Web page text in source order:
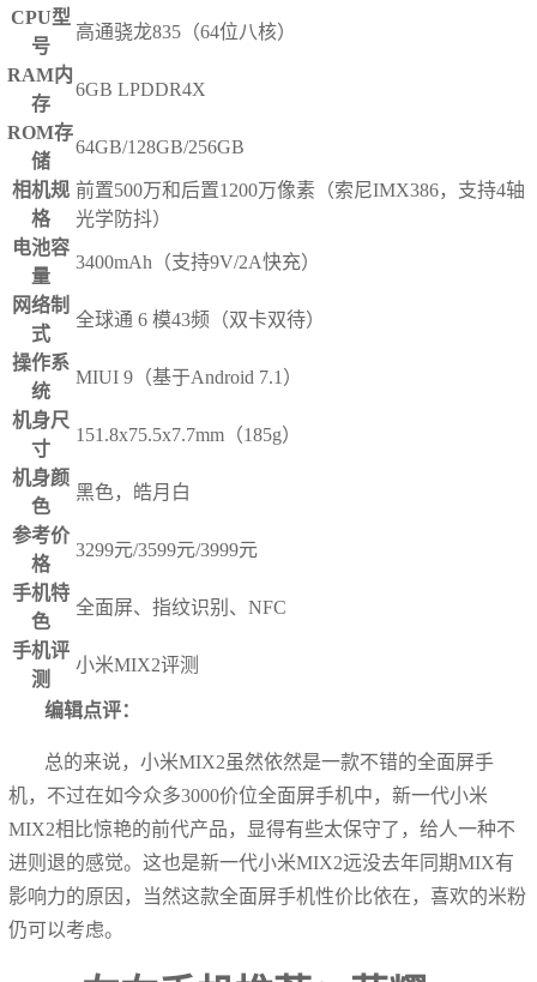
CPU型
号
高通骁龙835（64位八核）
RAM内
存
6GB LPDDR4X
ROM存
储
64GB/128GB/256GB
相机规
格
前置500万和后置1200万像素（索尼IMX386，支持4轴
光学防抖）
电池容
量
3400mAh（支持9V/2A快充）
网络制
式
全球通 6 模43频（双卡双待）
操作系
统
MIUI 9（基于Android 7.1）
机身尺
寸
151.8x75.5x7.7mm（185g）
机身颜
色
黑色，皓月白
参考价
格
3299元/3599元/3999元
手机特
色
全面屏、指纹识别、NFC
手机评
测
小米MIX2评测
编辑点评：
总的来说，小米MIX2虽然依然是一款不错的全面屏手
机，不过在如今众多3000价位全面屏手机中，新一代小米
MIX2相比惊艳的前代产品，显得有些太保守了，给人一种不
进则退的感觉。这也是新一代小米MIX2远没去年同期MIX有
影响力的原因，当然这款全面屏手机性价比依在，喜欢的米粉
仍可以考虑。